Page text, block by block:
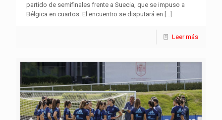
partido de semifinales frente a Suecia, que se impuso a
Bélgica en cuartos. El encuentro se disputará en […]
Leer más